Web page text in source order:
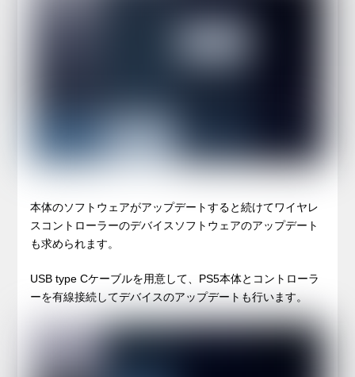
本体のソフトウェアがアップデートすると続けてワイヤレ
スコントローラーのデバイスソフトウェアのアップデート
も求められます。
USB type Cケーブルを用意して、PS5本体とコントローラ
ーを有線接続してデバイスのアップデートも行います。